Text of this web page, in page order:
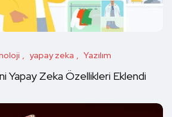
yapay zeka Yazılım
Yapay Zeka Özellikleri Eklendi